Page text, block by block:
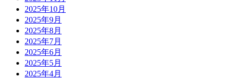
2025年10月
2025年9月
2025年8月
2025年7月
2025年6月
2025年5月
2025年4月